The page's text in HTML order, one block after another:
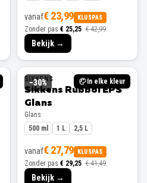
vanaf€ 23,99 KLUSPAS
Zonder pas € 25,25 € 42,99
Bekijk →
−30% In elke kleur
SIKKENS
Sikkens Rubbol EPS
Glans
Glans
500 ml
1 L 2,5 L
vanaf€ 27,79 KLUSPAS
Zonder pas € 29,25 € 41,49
Bekijk →